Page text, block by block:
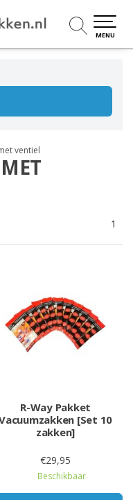
MENU
ventiel
1
R-Way Pakket
[Set 10
zakken]
€29,95
Beschikbaar